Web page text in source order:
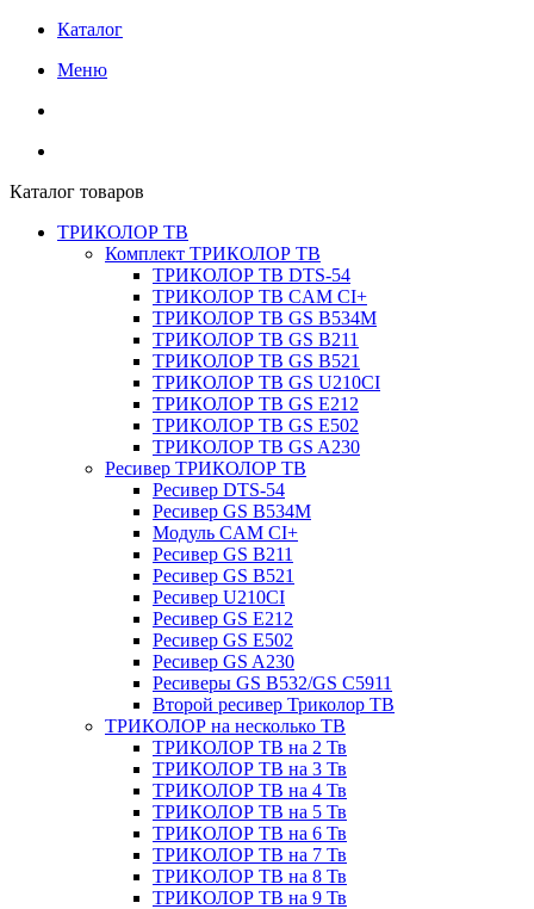
Каталог
Меню
Каталог товаров
ТРИКОЛОР ТВ
Комплект ТРИКОЛОР ТВ
ТРИКОЛОР ТВ DTS-54
ТРИКОЛОР ТВ CAM CI+
ТРИКОЛОР ТВ GS B534M
ТРИКОЛОР ТВ GS B211
ТРИКОЛОР ТВ GS B521
ТРИКОЛОР ТВ GS U210CI
ТРИКОЛОР ТВ GS E212
ТРИКОЛОР ТВ GS E502
ТРИКОЛОР ТВ GS A230
Ресивер ТРИКОЛОР ТВ
Ресивер DTS-54
Ресивер GS B534M
Модуль CAM CI+
Ресивер GS B211
Ресивер GS B521
Ресивер U210CI
Ресивер GS E212
Ресивер GS E502
Ресивер GS A230
Ресиверы GS B532/GS C5911
Второй ресивер Триколор ТВ
ТРИКОЛОР на несколько ТВ
ТРИКОЛОР ТВ на 2 Тв
ТРИКОЛОР ТВ на 3 Тв
ТРИКОЛОР ТВ на 4 Тв
ТРИКОЛОР ТВ на 5 Тв
ТРИКОЛОР ТВ на 6 Тв
ТРИКОЛОР ТВ на 7 Тв
ТРИКОЛОР ТВ на 8 Тв
ТРИКОЛОР ТВ на 9 Тв